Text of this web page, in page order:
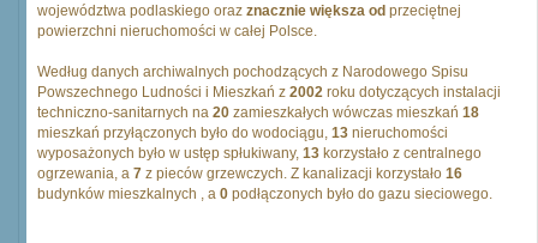
województwa podlaskiego oraz znacznie większa od przeciętnej
powierzchni nieruchomości w całej Polsce.
Według danych archiwalnych pochodzących z Narodowego Spisu
Powszechnego Ludności i Mieszkań z 2002 roku dotyczących instalacji
techniczno-sanitarnych na 20 zamieszkałych wówczas mieszkań 18
mieszkań przyłączonych było do wodociągu, 13 nieruchomości
wyposażonych było w ustęp spłukiwany, 13 korzystało z centralnego
ogrzewania, a 7 z pieców grzewczych. Z kanalizacji korzystało 16
budynków mieszkalnych , a 0 podłączonych było do gazu sieciowego.